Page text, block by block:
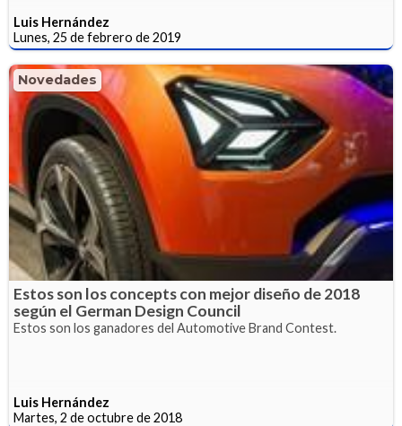
Luis Hernández
Lunes, 25 de febrero de 2019
Novedades
Estos son los concepts con mejor diseño de 2018
según el German Design Council
Estos son los ganadores del Automotive Brand Contest.
Luis Hernández
Martes, 2 de octubre de 2018